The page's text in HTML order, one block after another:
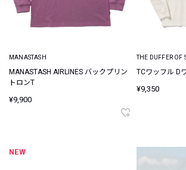
MANASTASH
MANASTASH AIRLINES バックプリン
トロンT
¥9,900
THE DUFFER OF
TCワッフル D
¥9,350
NEW